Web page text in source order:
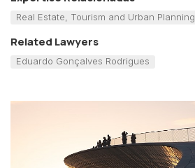
Real Estate, Tourism and Urban Planning
Related Lawyers
Eduardo Gonçalves Rodrigues